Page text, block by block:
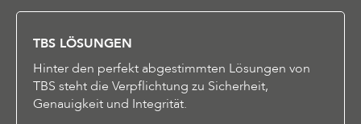
TBS LÖSUNGEN
Hinter den perfekt abgestimmten Lösungen von
TBS steht die Verpflichtung zu Sicherheit,
Genauigkeit und Integrität.